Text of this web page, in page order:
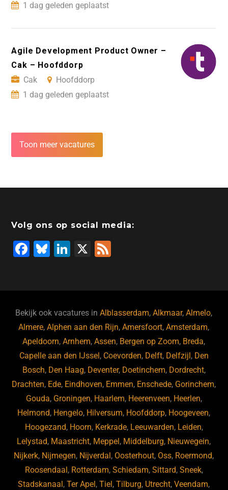
1 dag geleden geplaatst
Agile Development Product Owner –
Cak – Hoofddorp
Cak
Hoofddorp
1 dag geleden geplaatst
Toon meer vacatures
Volg ons op social media:
F
b
o
o
k
Bl
ky
Li
dI
n
X
Bekijk ook vacatures inAlblasserdam,Alkmaar,Almelo,
Almere,Alphen aan den Rijn,Amersfoort,Amsterdam,
Apeldoorn,Arnhem,Assen, Bergen op Zoom, Breda,
Capelle aan den IJssel , Coevorden, Delft, Delfzijl , Den
Bosch, Den Haag, Deventer, Doetinchem, Dordrecht,
Drachten, Ede, Eindhoven, Emmen, Enschede, Gorinchem,
Gouda, Groningen, Haarlem, Heerenveen, Heerlen,
Helmond, Hengelo, Hilversum, Hoofddorp, Hoogeveen,
Hoogezand, Hoorn, Kerkrade, Leeuwarden, Leiden,
Lelystad, Maastricht, Meppel , Middelburg, Nieuwegein,
Nijkerk, Nijmegen, Nijverdal , Oosterhout, Oss, Roermond,
Roosendaal , Rotterdam, Schiedam, Sittard, Sneek,
Stadskanaal ,Ter Apel ,Tiel ,Tilburg, Utrecht,Veendam,